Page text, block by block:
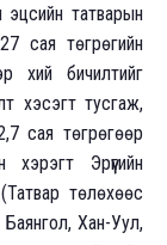
эцсийн татварын
сая төгрөгийн
хий бичилтийг
хэсэгт тусгаж,
сая төгрөгөөр
Эрүүгийн
төлөхөөс
Баянгол, Хан-Уул,